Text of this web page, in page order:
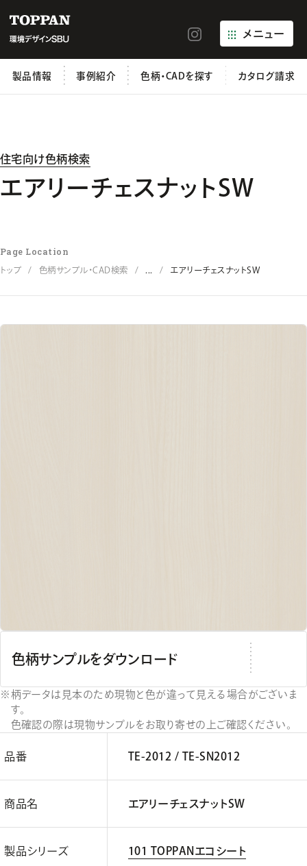
メニュー
製品情報 事例紹介 色柄・CADを探す カタログ請求
住宅向け色柄検索
エアリーチェスナットSW
Page Location
トップ 色柄サンプル・CAD検索 ... エアリーチェスナットSW
色柄サンプルをダウンロード
柄データは見本のため現物と色が違って見える場合がございま
す。
色確認の際は現物サンプルをお取り寄せの上ご確認ください。
品番 TE-2012 / TE-SN2012
商品名 エアリーチェスナットSW
製品シリーズ 101 TOPPANエコシート